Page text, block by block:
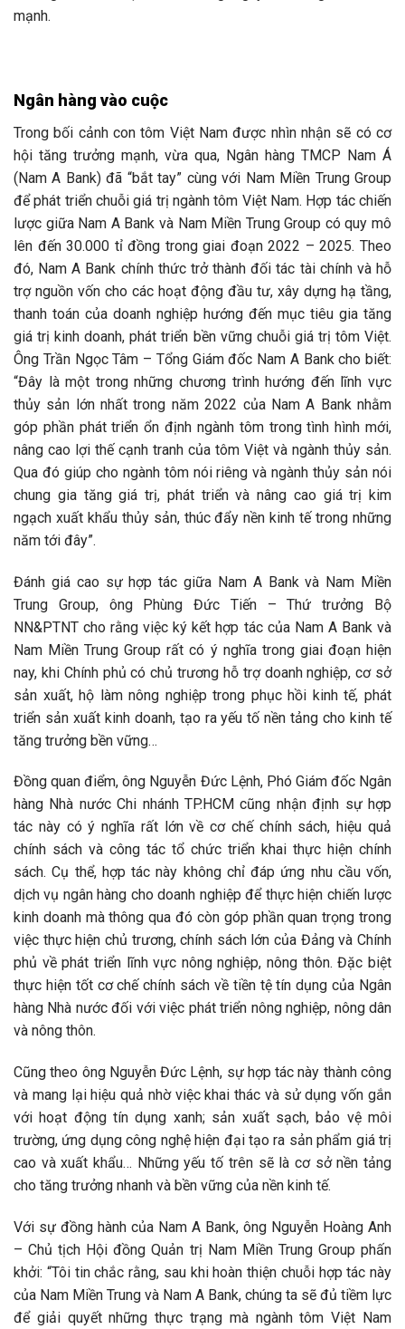
mạnh.
Ngân hàng vào cuộc
Trong bối cảnh con tôm Việt Nam được nhìn nhận sẽ có cơ
hội tăng trưởng mạnh, vừa qua, Ngân hàng TMCP Nam Á
(Nam A Bank) đã “bắt tay” cùng với Nam Miền Trung Group
để phát triển chuỗi giá trị ngành tôm Việt Nam. Hợp tác chiến
lược giữa Nam A Bank và Nam Miền Trung Group có quy mô
lên đến 30.000 tỉ đồng trong giai đoạn 2022 – 2025. Theo
đó, Nam A Bank chính thức trở thành đối tác tài chính và hỗ
trợ nguồn vốn cho các hoạt động đầu tư, xây dựng hạ tầng,
thanh toán của doanh nghiệp hướng đến mục tiêu gia tăng
giá trị kinh doanh, phát triển bền vững chuỗi giá trị tôm Việt.
Ông Trần Ngọc Tâm – Tổng Giám đốc Nam A Bank cho biết:
“Đây là một trong những chương trình hướng đến lĩnh vực
thủy sản lớn nhất trong năm 2022 của Nam A Bank nhằm
góp phần phát triển ổn định ngành tôm trong tình hình mới,
nâng cao lợi thế cạnh tranh của tôm Việt và ngành thủy sản.
Qua đó giúp cho ngành tôm nói riêng và ngành thủy sản nói
chung gia tăng giá trị, phát triển và nâng cao giá trị kim
ngạch xuất khẩu thủy sản, thúc đẩy nền kinh tế trong những
năm tới đây”.
Đánh giá cao sự hợp tác giữa Nam A Bank và Nam Miền
Trung Group, ông Phùng Đức Tiến – Thứ trưởng Bộ
NN&PTNT cho rằng việc ký kết hợp tác của Nam A Bank và
Nam Miền Trung Group rất có ý nghĩa trong giai đoạn hiện
nay, khi Chính phủ có chủ trương hỗ trợ doanh nghiệp, cơ sở
sản xuất, hộ làm nông nghiệp trong phục hồi kinh tế, phát
triển sản xuất kinh doanh, tạo ra yếu tố nền tảng cho kinh tế
tăng trưởng bền vững…
Đồng quan điểm, ông Nguyễn Đức Lệnh, Phó Giám đốc Ngân
hàng Nhà nước Chi nhánh TP.HCM cũng nhận định sự hợp
tác này có ý nghĩa rất lớn về cơ chế chính sách, hiệu quả
chính sách và công tác tổ chức triển khai thực hiện chính
sách. Cụ thể, hợp tác này không chỉ đáp ứng nhu cầu vốn,
dịch vụ ngân hàng cho doanh nghiệp để thực hiện chiến lược
kinh doanh mà thông qua đó còn góp phần quan trọng trong
việc thực hiện chủ trương, chính sách lớn của Đảng và Chính
phủ về phát triển lĩnh vực nông nghiệp, nông thôn. Đặc biệt
thực hiện tốt cơ chế chính sách về tiền tệ tín dụng của Ngân
hàng Nhà nước đối với việc phát triển nông nghiệp, nông dân
và nông thôn.
Cũng theo ông Nguyễn Đức Lệnh, sự hợp tác này thành công
và mang lại hiệu quả nhờ việc khai thác và sử dụng vốn gắn
với hoạt động tín dụng xanh; sản xuất sạch, bảo vệ môi
trường, ứng dụng công nghệ hiện đại tạo ra sản phẩm giá trị
cao và xuất khẩu… Những yếu tố trên sẽ là cơ sở nền tảng
cho tăng trưởng nhanh và bền vững của nền kinh tế.
Với sự đồng hành của Nam A Bank, ông Nguyễn Hoàng Anh
– Chủ tịch Hội đồng Quản trị Nam Miền Trung Group phấn
khởi: “Tôi tin chắc rằng, sau khi hoàn thiện chuỗi hợp tác này
của Nam Miền Trung và Nam A Bank, chúng ta sẽ đủ tiềm lực
để giải quyết những thực trạng mà ngành tôm Việt Nam